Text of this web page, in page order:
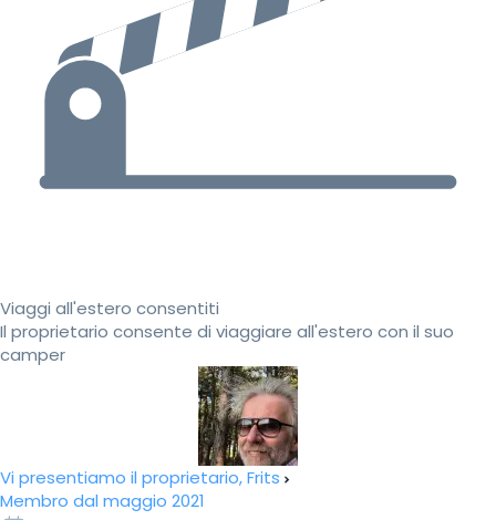
Viaggi all'estero consentiti
Il proprietario consente di viaggiare all'estero con il suo
camper
Vi presentiamo il proprietario, Frits
Membro dal maggio 2021